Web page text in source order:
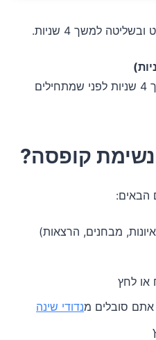
למשך 4 שניות.
השאירו את הריאות ריקות למשך 4 שניות לפני שמתחילים
קופסה?
הבאים:
מבחנים, הרצאות)
או לחץ
אתם סובלים מנדודי שינה